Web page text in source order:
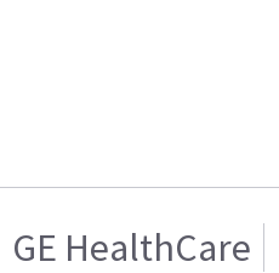
GE HealthCare